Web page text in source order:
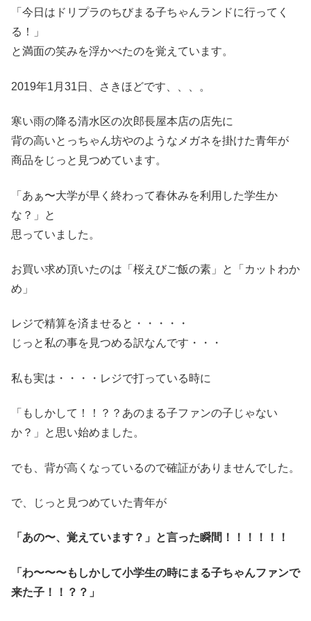
「今日はドリプラのちびまる子ちゃんランドに行ってく
る！」
と満面の笑みを浮かべたのを覚えています。
2019年1月31日、さきほどです、、、。
寒い雨の降る清水区の次郎長屋本店の店先に
背の高いとっちゃん坊やのようなメガネを掛けた青年が
商品をじっと見つめています。
「あぁ〜大学が早く終わって春休みを利用した学生か
な？」と
思っていました。
お買い求め頂いたのは「桜えびご飯の素」と「カットわか
め」
レジで精算を済ませると・・・・・
じっと私の事を見つめる訳なんです・・・
私も実は・・・・レジで打っている時に
「もしかして！！？？あのまる子ファンの子じゃない
か？」と思い始めました。
でも、背が高くなっているので確証がありませんでした。
で、じっと見つめていた青年が
「あの〜、覚えています？」と言った瞬間！！！！！！
「わ〜〜〜もしかして小学生の時にまる子ちゃんファンで
来た子！！？？」